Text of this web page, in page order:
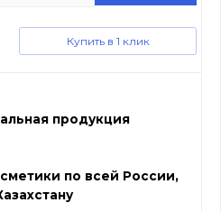
Купить в 1 клик
продукция
по всей России,